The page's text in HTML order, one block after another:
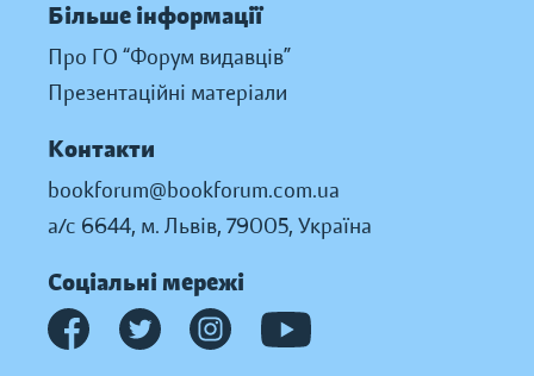
Більше інформації
Про ГО “Форум видавців”
Презентаційні матеріали
Контакти
bookforum@bookforum.com.ua
а/с 6644, м. Львів, 79005, Україна
Соціальні мережі